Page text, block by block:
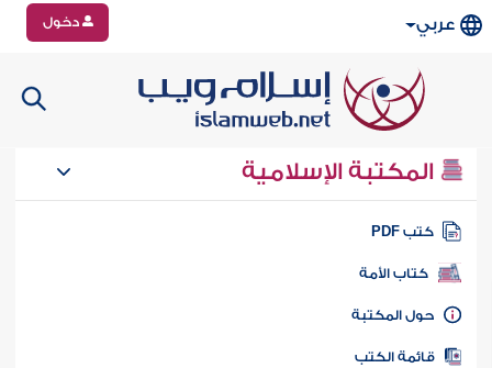
عربي دخول
المكتبة الإسلامية
كتب PDF
كتاب الأمة
المكتبة